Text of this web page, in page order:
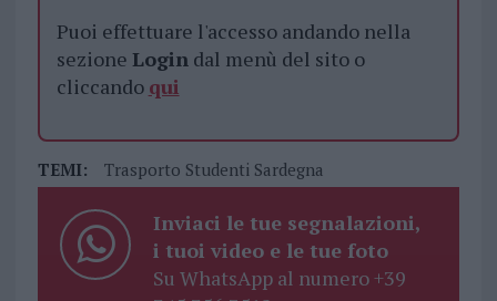
Puoi effettuare l'accesso andando nella
sezione Logindal menù del sito o
cliccando qui
TEMI: Trasporto Studenti Sardegna
Inviaci le tue segnalazioni,
i tuoi video e le tue foto
Su WhatsApp al numero +39